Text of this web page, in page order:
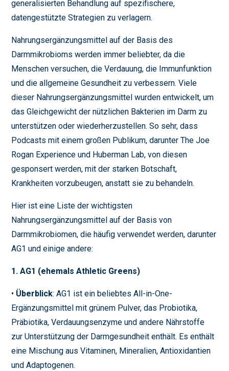
generalisierten Behandlung auf spezifischere,
datengestützte Strategien zu verlagern.
Nahrungsergänzungsmittel auf der Basis des
Darmmikrobioms werden immer beliebter, da die
Menschen versuchen, die Verdauung, die Immunfunktion
und die allgemeine Gesundheit zu verbessern. Viele
dieser Nahrungsergänzungsmittel wurden entwickelt, um
das Gleichgewicht der nützlichen Bakterien im Darm zu
unterstützen oder wiederherzustellen. So sehr, dass
Podcasts mit einem großen Publikum, darunter The Joe
Rogan Experience und Huberman Lab, von diesen
gesponsert werden, mit der starken Botschaft,
Krankheiten vorzubeugen, anstatt sie zu behandeln.
Hier ist eine Liste der wichtigsten
Nahrungsergänzungsmittel auf der Basis von
Darmmikrobiomen, die häufig verwendet werden, darunter
AG1 und einige andere:
1. AG1 (ehemals Athletic Greens)
• Überblick: AG1 ist ein beliebtes All-in-One-
Ergänzungsmittel mit grünem Pulver, das Probiotika,
Präbiotika, Verdauungsenzyme und andere Nährstoffe
zur Unterstützung der Darmgesundheit enthält. Es enthält
eine Mischung aus Vitaminen, Mineralien, Antioxidantien
und Adaptogenen.